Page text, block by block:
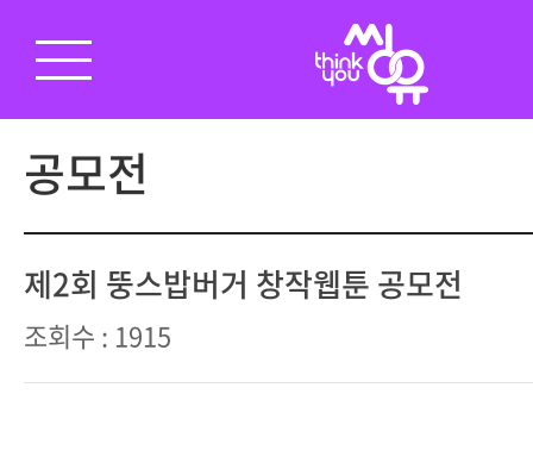
공모전
제2회 뚱스밥버거 창작웹툰 공모전
조회수 : 1915